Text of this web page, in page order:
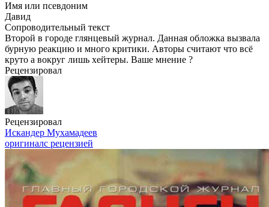
Имя или псевдоним
Давид
Сопроводительный текст
Второй в городе глянцевый журнал. Данная обложка вызвала
бурную реакцию и много критики. Авторы считают что всё
круто а вокруг лишь хейтеры. Ваше мнение ?
Рецензировал
Рецензировал
Искандер Мухамадеев
оригиналс рецензией